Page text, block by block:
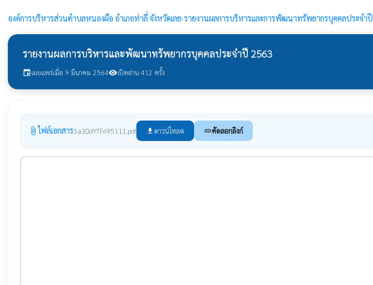
องค์การบริหารส่วนตำบลหนองผือ อำเภอท่าลี่ จังหวัดเลย›รายงานผลการบริหารและการพัฒนาทรัพยากรบุคคลประจำปี
รายงานผลการบริหารและพัฒนาทรัพยากรบุคคลประจำปี 2563
eventเผยแพร่เมื่อ 9 มีนาคม 2564visibilityเปิดอ่าน 412 ครั้ง
attach_file ไฟล์เอกสารSa3DdYTFri95111.pdf file_download ดาวน์โหลด linkคัดลอกลิงก์